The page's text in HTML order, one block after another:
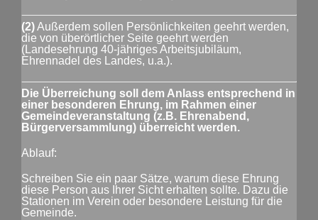
(2)Außerdem sollen Persönlichkeiten geehrt werden,
die von überörtlicher Seite geehrt werden
(Landesehrung 40-jähriges Arbeitsjubiläum,
Ehrennadel des Landes, u.a.).
Die Überreichung soll dem Anlass entsprechend in
einer besonderen Ehrung, im Rahmen einer
Gemeindeveranstaltung (z.B. Ehrenabend,
Bürgerversammlung) überreicht werden.
Ablauf:
Schreiben Sie ein paar Sätze, warum diese Ehrung
diese Person aus Ihrer Sicht erhalten sollte. Dazu die
Stationen im Verein oder besondere Leistung für die
Gemeinde.